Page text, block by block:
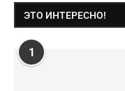
ЭТО ИНТЕРЕСНО!
1